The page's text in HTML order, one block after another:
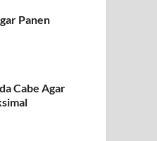
Panen
Cabe Agar